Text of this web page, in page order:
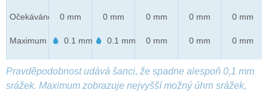
Očekáváno
Maximum
0 mm
0.1 mm
0 mm
0.1 mm
0 mm
0 mm
0 mm
0 mm
0 mm
0 mm
Pravděpodobnost udává šanci, že spadne alespoň 0,1 mm
srážek. Maximum zobrazuje nejvyšší možný úhrn srážek,